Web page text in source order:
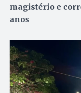
magistério e
anos